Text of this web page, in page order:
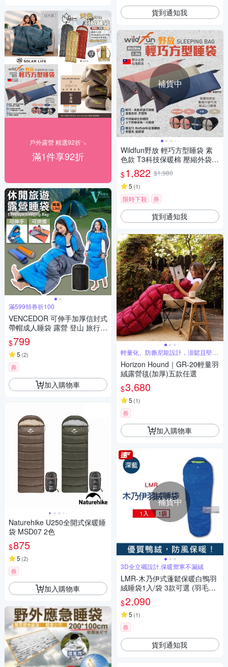
戶外露營 精選92折↘
滿1件享92折
滿599領券折100
VENCEDOR 可伸手加厚信封式
帶帽成人睡袋 露營 登山 旅行
超輕睡袋
$799
5 (2)
券
加入購物車
Naturehike U250全開式保暖睡
袋 MSD07 2色
$875
5 (2)
券
加入購物車
貨到通知我
補貨中
Wildfun野放 輕巧方型睡袋 素
色款 T3科技保暖棉 壓縮外袋
可機洗 露營 悠遊戶外
$1,822 $1,980
5 (1)
限時下殺 券
貨到通知我
輕量化、防撕尼龍設計，澎鬆且堅韌
耐用
Horizon Hound｜GR-20輕量羽
絨露營毯(加厚)五款任選
$3,680
5 (1)
券
加入購物車
補貨中
3D全立襯設計,保暖禦寒不漏絨
LMR-木乃伊式蓬鬆保暖白鴨羽
絨睡袋1入/袋 3款可選 (羽毛充
絨量約800g,適合溫度約5度-零
下5℃,登山露營寢具)
$2,090
5 (1)
券
貨到通知我